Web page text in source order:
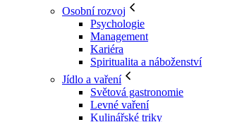
Osobní rozvoj
Psychologie
Management
Kariéra
Spiritualita a náboženství
Jídlo a vaření
Světová gastronomie
Levné vaření
Kulinářské triky